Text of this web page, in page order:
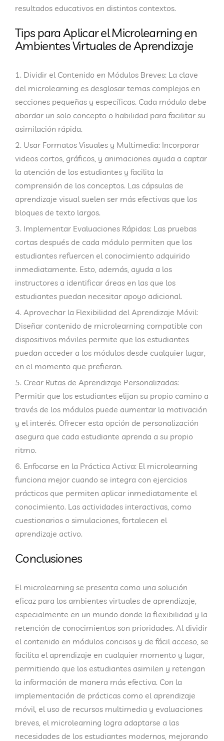
resultados educativos en distintos contextos.
Tips para Aplicar el Microlearning en
Ambientes Virtuales de Aprendizaje
Dividir el Contenido en Módulos Breves: La clave
del microlearning es desglosar temas complejos en
secciones pequeñas y específicas. Cada módulo debe
abordar un solo concepto o habilidad para facilitar su
asimilación rápida.
Usar Formatos Visuales y Multimedia: Incorporar
videos cortos, gráficos, y animaciones ayuda a captar
la atención de los estudiantes y facilita la
comprensión de los conceptos. Las cápsulas de
aprendizaje visual suelen ser más efectivas que los
bloques de texto largos.
Implementar Evaluaciones Rápidas: Las pruebas
cortas después de cada módulo permiten que los
estudiantes refuercen el conocimiento adquirido
inmediatamente. Esto, además, ayuda a los
instructores a identificar áreas en las que los
estudiantes puedan necesitar apoyo adicional.
Aprovechar la Flexibilidad del Aprendizaje Móvil:
Diseñar contenido de microlearning compatible con
dispositivos móviles permite que los estudiantes
puedan acceder a los módulos desde cualquier lugar,
en el momento que prefieran.
Crear Rutas de Aprendizaje Personalizadas:
Permitir que los estudiantes elijan su propio camino a
través de los módulos puede aumentar la motivación
y el interés. Ofrecer esta opción de personalización
asegura que cada estudiante aprenda a su propio
ritmo.
Enfocarse en la Práctica Activa: El microlearning
funciona mejor cuando se integra con ejercicios
prácticos que permiten aplicar inmediatamente el
conocimiento. Las actividades interactivas, como
cuestionarios o simulaciones, fortalecen el
aprendizaje activo.
Conclusiones
El microlearning se presenta como una solución
eficaz para los ambientes virtuales de aprendizaje,
especialmente en un mundo donde la flexibilidad y la
retención de conocimientos son prioridades. Al dividir
el contenido en módulos concisos y de fácil acceso, se
facilita el aprendizaje en cualquier momento y lugar,
permitiendo que los estudiantes asimilen y retengan
la información de manera más efectiva. Con la
implementación de prácticas como el aprendizaje
móvil, el uso de recursos multimedia y evaluaciones
breves, el microlearning logra adaptarse a las
necesidades de los estudiantes modernos, mejorando